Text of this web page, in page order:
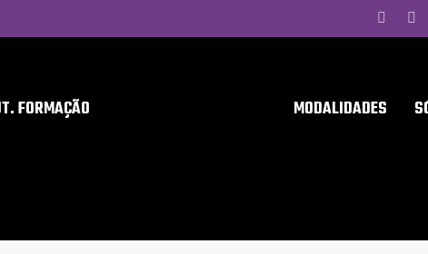
FORMAÇÃO MODALIDADES